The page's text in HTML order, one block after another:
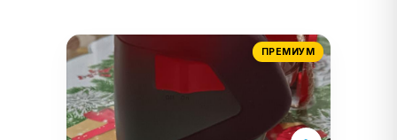
ПРЕМИУМ